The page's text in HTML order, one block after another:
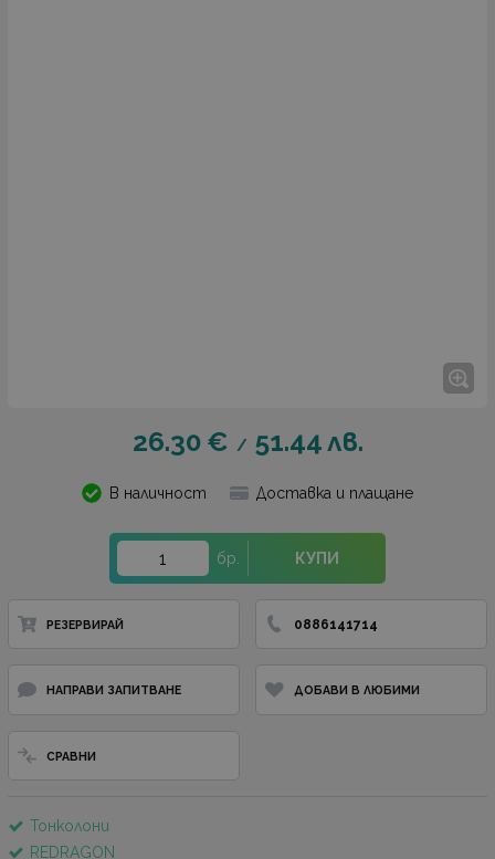
26.30 € / 51.44лв.
В наличност Доставка и плащане
бр. КУПИ
РЕЗЕРВИРАЙ 0886141714
НАПРАВИ ЗАПИТВАНЕ ДОБАВИ В ЛЮБИМИ
СРАВНИ
Тонколони
REDRAGON